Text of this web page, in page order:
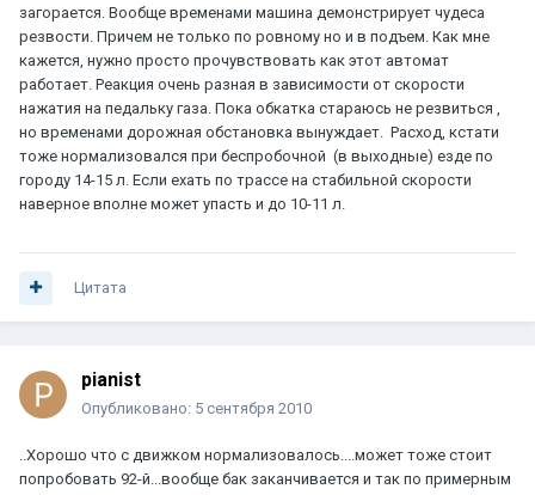
загорается. Вообще временами машина демонстрирует чудеса
резвости. Причем не только по ровному но и в подъем. Как мне
кажется, нужно просто прочувствовать как этот автомат
работает. Реакция очень разная в зависимости от скорости
нажатия на педальку газа. Пока обкатка стараюсь не резвиться ,
но временами дорожная обстановка вынуждает. Расход, кстати
тоже нормализовался при беспробочной (в выходные) езде по
городу 14-15 л. Если ехать по трассе на стабильной скорости
наверное вполне может упасть и до 10-11 л.
Цитата
pianist
Опубликовано: 5 сентября 2010
..Хорошо что с движком нормализовалось....может тоже стоит
попробовать 92-й...вообще бак заканчивается и так по примерным